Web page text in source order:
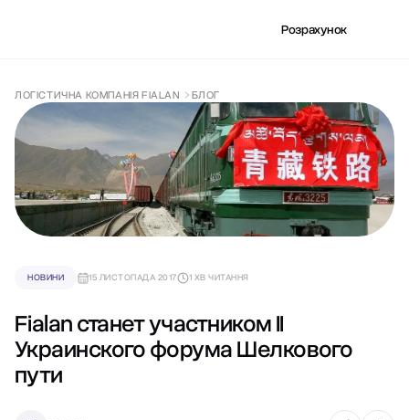
Розрахунок
ЛОГІСТИЧНА КОМПАНІЯ FIALAN БЛОГ
НОВИНИ 15 ЛИСТОПАДА 2017 1 ХВ ЧИТАННЯ
Fialan станет участником ІІ
Украинского форума Шелкового
пути